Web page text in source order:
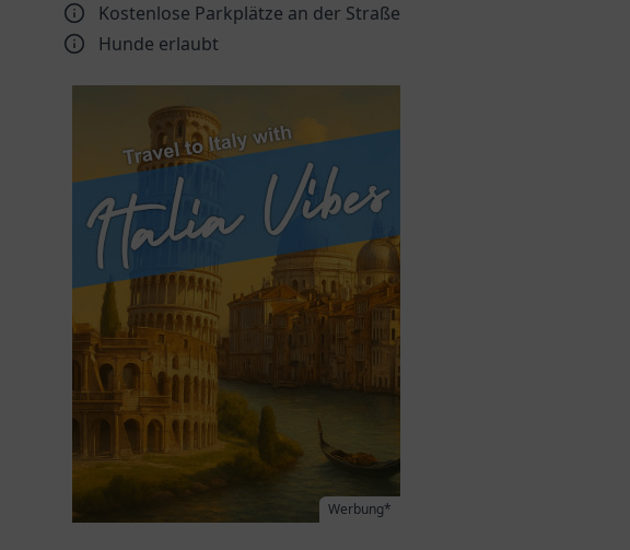
Kostenlose Parkplätze an der Straße
Hunde erlaubt
Werbung*